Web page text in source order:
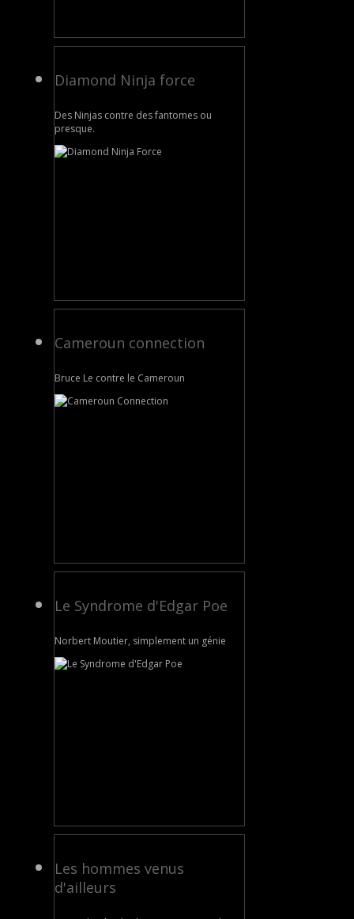
Diamond Ninja force
Des Ninjas contre des fantomes ou
presque.
Cameroun connection
Bruce Le contre le Cameroun
Le Syndrome d'Edgar Poe
Norbert Moutier, simplement un génie
Les hommes venus
d'ailleurs